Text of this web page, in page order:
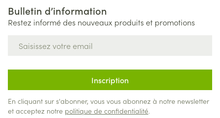
Bulletin d’information
Restez informé des nouveaux produits et promotions
Inscription
En cliquant sur s'abonner, vous vous abonnez à notre newsletter
et acceptez notre politique de confidentialité.